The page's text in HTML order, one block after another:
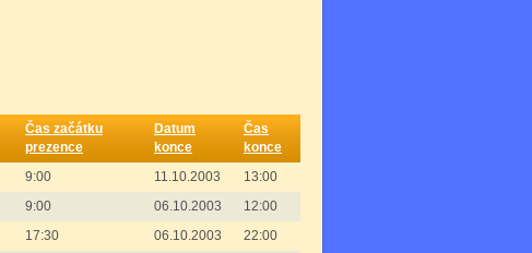
Čas začátku
prezence
Datum
konce
Čas
konce
9:00 11.10.2003
13:00
9:00 06.10.2003
12:00
17:30 06.10.2003
22:00